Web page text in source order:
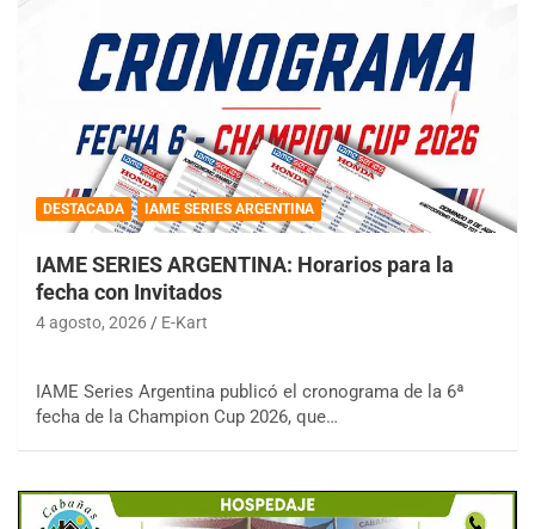
DESTACADA IAME SERIES ARGENTINA
IAME SERIES ARGENTINA: Horarios para la
fecha con Invitados
4 agosto, 2026 E-Kart
IAME Series Argentina publicó el cronograma de la 6ª
fecha de la Champion Cup 2026, que…